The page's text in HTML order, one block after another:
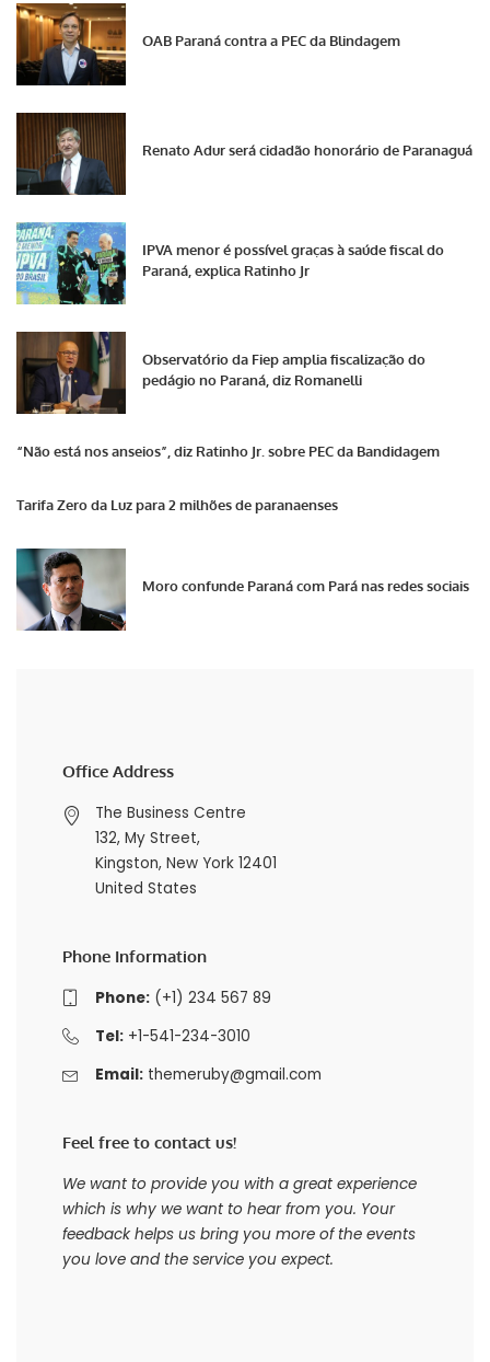
OAB Paraná contra a PEC da Blindagem
Renato Adur será cidadão honorário de Paranaguá
IPVA menor é possível graças à saúde fiscal do
Paraná, explica Ratinho Jr
Observatório da Fiep amplia fiscalização do
pedágio no Paraná, diz Romanelli
“Não está nos anseios”, diz Ratinho Jr. sobre PEC da Bandidagem
Tarifa Zero da Luz para 2 milhões de paranaenses
Moro confunde Paraná com Pará nas redes sociais
Office Address
The Business Centre
132, My Street,
Kingston, New York 12401
United States
Phone Information
Phone:(+1) 234 567 89
Tel:+1-541-234-3010
Email: themeruby@gmail.com
Feel free to contact us!
We want to provide you with a great experience
which is why we want to hear from you. Your
feedback helps us bring you more of the events
you love and the service you expect.